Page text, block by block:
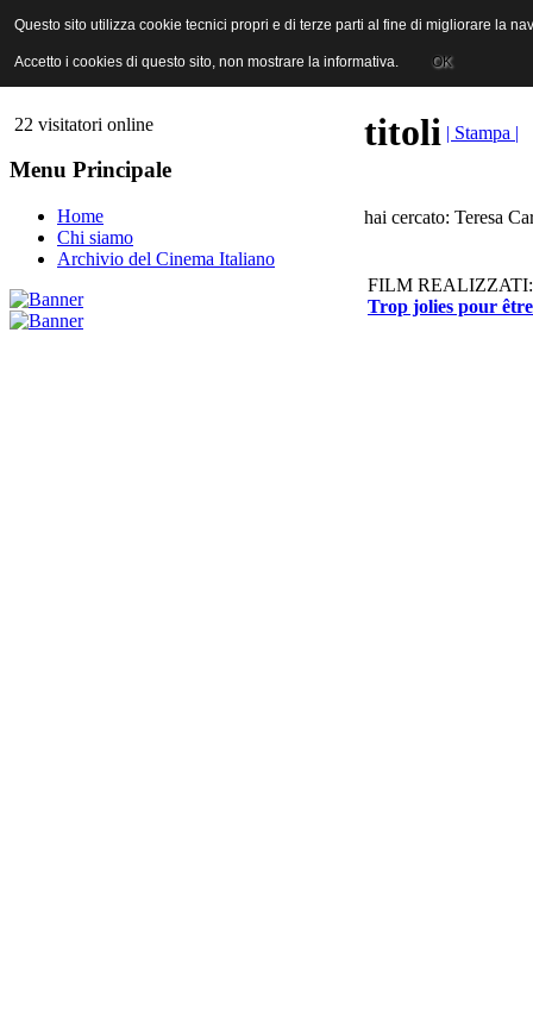
ANICA | Associazione Nazionale Industrie Cinematografiche
22 visitatori online
Menu Principale
Home
Chi siamo
Archivio del Cinema Italiano
titoli | Stampa |
hai cercato: Teresa
FILM REALIZZATI:
Trop jolies pour
Questo sito utilizza cookie tecnici propri e di terze parti al fine di migliorare la
Accetto i cookies di questo sito, non mostrare la informativa. OK
Questo sito utilizza cookie tecnici propri e di terze parti al fine di migliorare la
Accetto i cookies di questo sito, non mostrare la informativa. OK